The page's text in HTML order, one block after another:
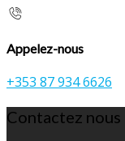
Appelez-nous
+353 87 934 6626
Contactez nous